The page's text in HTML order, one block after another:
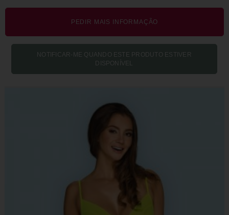
PEDIR MAIS INFORMAÇÃO